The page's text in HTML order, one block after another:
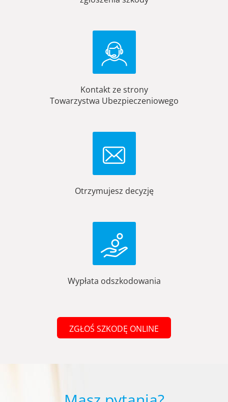
Kontakt ze strony
Towarzystwa Ubezpieczeniowego
Otrzymujesz decyzję
Wypłata odszkodowania
ZGŁOŚ SZKODĘ ONLINE